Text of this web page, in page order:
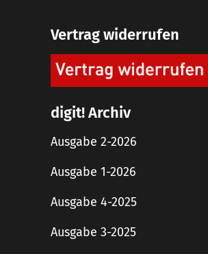
Vertrag widerrufen
digit! Archiv
Ausgabe 2-2026
Ausgabe 1-2026
Ausgabe 4-2025
Ausgabe 3-2025